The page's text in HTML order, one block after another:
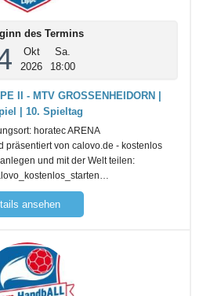
des Termins
Okt
2026
Sa.
18:00
II - MTV GROSSENHEIDORN |
| 10. Spieltag
horatec ARENA
präsentiert von calovo.de - kostenlos
und mit der Welt teilen:
ansehen